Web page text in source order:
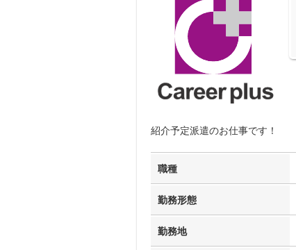
紹介予定派遣のお仕事です！
職種
勤務形態
勤務地